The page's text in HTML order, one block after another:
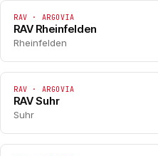
RAV · ARGOVIA
RAV Rheinfelden
Rheinfelden
RAV · ARGOVIA
RAV Suhr
Suhr